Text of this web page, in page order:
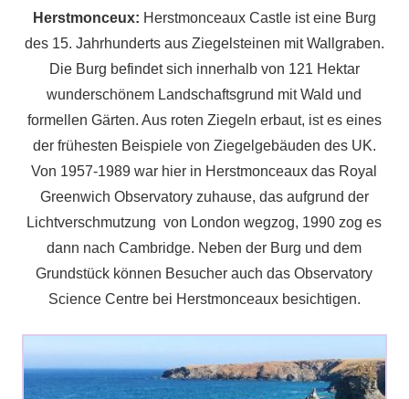
Herstmonceux: Herstmonceaux Castle ist eine Burg
des 15. Jahrhunderts aus Ziegelsteinen mit Wallgraben.
Die Burg befindet sich innerhalb von 121 Hektar
wunderschönem Landschaftsgrund mit Wald und
formellen Gärten. Aus roten Ziegeln erbaut, ist es eines
der frühesten Beispiele von Ziegelgebäuden des UK.
Von 1957-1989 war hier in Herstmonceaux das Royal
Greenwich Observatory zuhause, das aufgrund der
Lichtverschmutzung von London wegzog, 1990 zog es
dann nach Cambridge. Neben der Burg und dem
Grundstück können Besucher auch das Observatory
Science Centre bei Herstmonceaux besichtigen.